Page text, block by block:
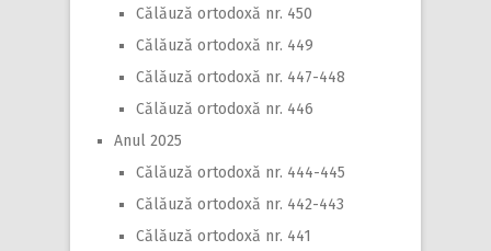
Călăuză ortodoxă nr. 450
Călăuză ortodoxă nr. 449
Călăuză ortodoxă nr. 447-448
Călăuză ortodoxă nr. 446
Anul 2025
Călăuză ortodoxă nr. 444-445
Călăuză ortodoxă nr. 442-443
Călăuză ortodoxă nr. 441